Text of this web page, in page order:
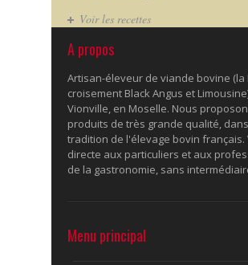
Voir les recettes
A propos
Artisan-éleveur de viande bovine (la
croisement Black Angus et
Vionville, en Moselle. Nous
produits de très grande qualité,
tradition de l'élevage bovin français.
directe aux particuliers et aux
de la gastronomie, sans
Menu principal